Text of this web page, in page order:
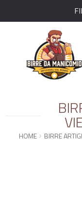
HOME BIRRE